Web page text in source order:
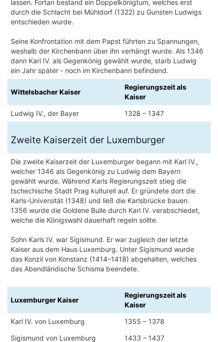
lassen. Fortan bestand ein Doppelkönigtum, welches erst
durch die Schlacht bei Mühldorf (1322) zu Gunsten Ludwigs
entschieden wurde.
Seine Konfrontation mit dem Papst führten zu Spannungen,
weshalb der Kirchenbann über ihn verhängt wurde. Als 1346
dann Karl IV. als Gegenkönig gewählt wurde, starb Ludwig
ein Jahr später - noch im Kirchenbann befindend.
Wittelsbacher Kaiser
Regierungszeit als
Kaiser
Ludwig IV., der Bayer
1328 – 1347
Zweite Kaiserzeit der Luxemburger
Die zweite Kaiserzeit der Luxemburger begann mit Karl IV.,
welcher 1346 als Gegenkönig zu Ludwig dem Bayern
gewählt wurde. Während Karls Regierungszeit stieg die
tschechische Stadt Prag kulturell auf. Er gründete dort die
Karls-Universität (1348) und ließ die Karlsbrücke bauen.
1356 wurde die Goldene Bulle durch Karl IV. verabschiedet,
welche die Königswahl dauerhaft regeln sollte.
Sohn Karls IV. war Sigismund. Er war zugleich der letzte
Kaiser aus dem Haus Luxemburg. Unter Sigismund wurde
das Konzil von Konstanz (1414–1418) abgehalten, welches
das Abendländische Schisma beendete.
Luxemburger Kaiser
Regierungszeit als
Kaiser
Karl IV. von Luxemburg
1355 – 1378
Sigismund von Luxemburg
1433 – 1437